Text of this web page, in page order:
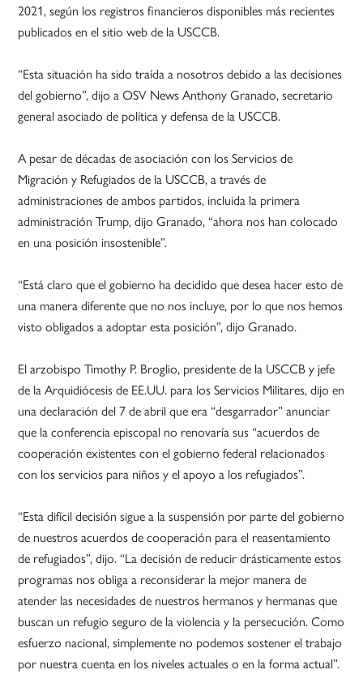
2021, según los registros financieros disponibles más recientes
publicados en el sitio web de la USCCB.
“Esta situación ha sido traída a nosotros debido a las decisiones
del gobierno”, dijo a OSV News Anthony Granado, secretario
general asociado de política y defensa de la USCCB.
A pesar de décadas de asociación con los Servicios de
Migración y Refugiados de la USCCB, a través de
administraciones de ambos partidos, incluida la primera
administración Trump, dijo Granado, “ahora nos han colocado
en una posición insostenible”.
“Está claro que el gobierno ha decidido que desea hacer esto de
una manera diferente que no nos incluye, por lo que nos hemos
visto obligados a adoptar esta posición”, dijo Granado.
El arzobispo Timothy P. Broglio, presidente de la USCCB y jefe
de la Arquidiócesis de EE.UU. para los Servicios Militares, dijo en
una declaración del 7 de abril que era “desgarrador” anunciar
que la conferencia episcopal no renovaría sus “acuerdos de
cooperación existentes con el gobierno federal relacionados
con los servicios para niños y el apoyo a los refugiados”.
“Esta difícil decisión sigue a la suspensión por parte del gobierno
de nuestros acuerdos de cooperación para el reasentamiento
de refugiados”, dijo. “La decisión de reducir drásticamente estos
programas nos obliga a reconsiderar la mejor manera de
atender las necesidades de nuestros hermanos y hermanas que
buscan un refugio seguro de la violencia y la persecución. Como
esfuerzo nacional, simplemente no podemos sostener el trabajo
por nuestra cuenta en los niveles actuales o en la forma actual”.